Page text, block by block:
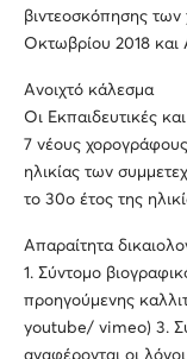
βιντεοσκόπησης
Οκτωβρίου 2018 και
Ανοιχτό κάλεσμα
Οι Εκπαιδευτικές
7 νέους
ηλικίας των
το 30ο έτος της
Απαραίτητα
1. Σύντομο
προηγούμενης
youtube/ vimeo) 3.